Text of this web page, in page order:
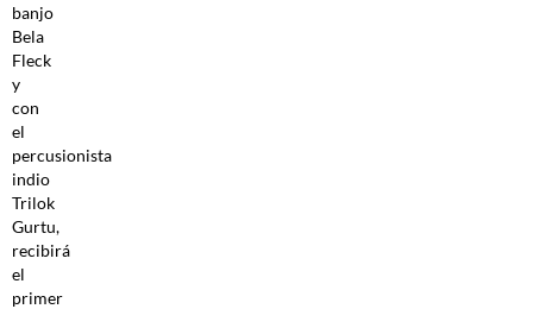
banjo
Bela
Fleck
y
con
el
percusionista
indio
Trilok
Gurtu,
recibirá
el
primer